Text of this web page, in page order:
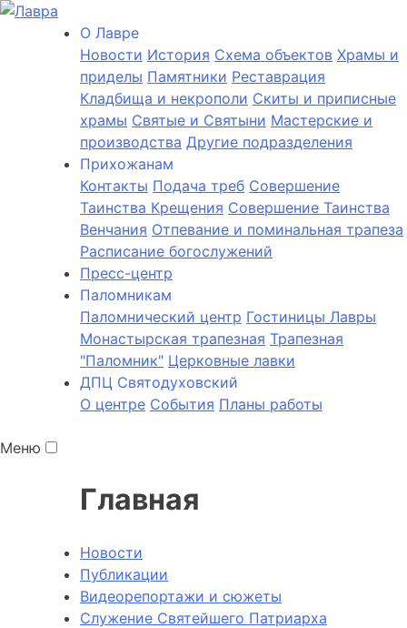
О Лаврe
Новости История Cхема объектов Храмы и
приделы Памятники Реставрация
Кладбища и некрополи Скиты и приписные
храмы Святые и Святыни Мастерские и
производства Другие подразделения
Прихожанам
Контакты Подача треб Совершение
Таинства Крещения Совершение Таинства
Венчания Отпевание и поминальная трапеза
Расписание богослужений
Пресс-центр
Паломникам
Паломнический центр Гостиницы Лавры
Монастырская трапезная Трапезная
"Паломник" Церковные лавки
ДПЦ Святодуховский
О центре События Планы работы
Меню
Главная
Новости
Публикации
Видеорепортажи и сюжеты
Служение Святейшего Патриарха